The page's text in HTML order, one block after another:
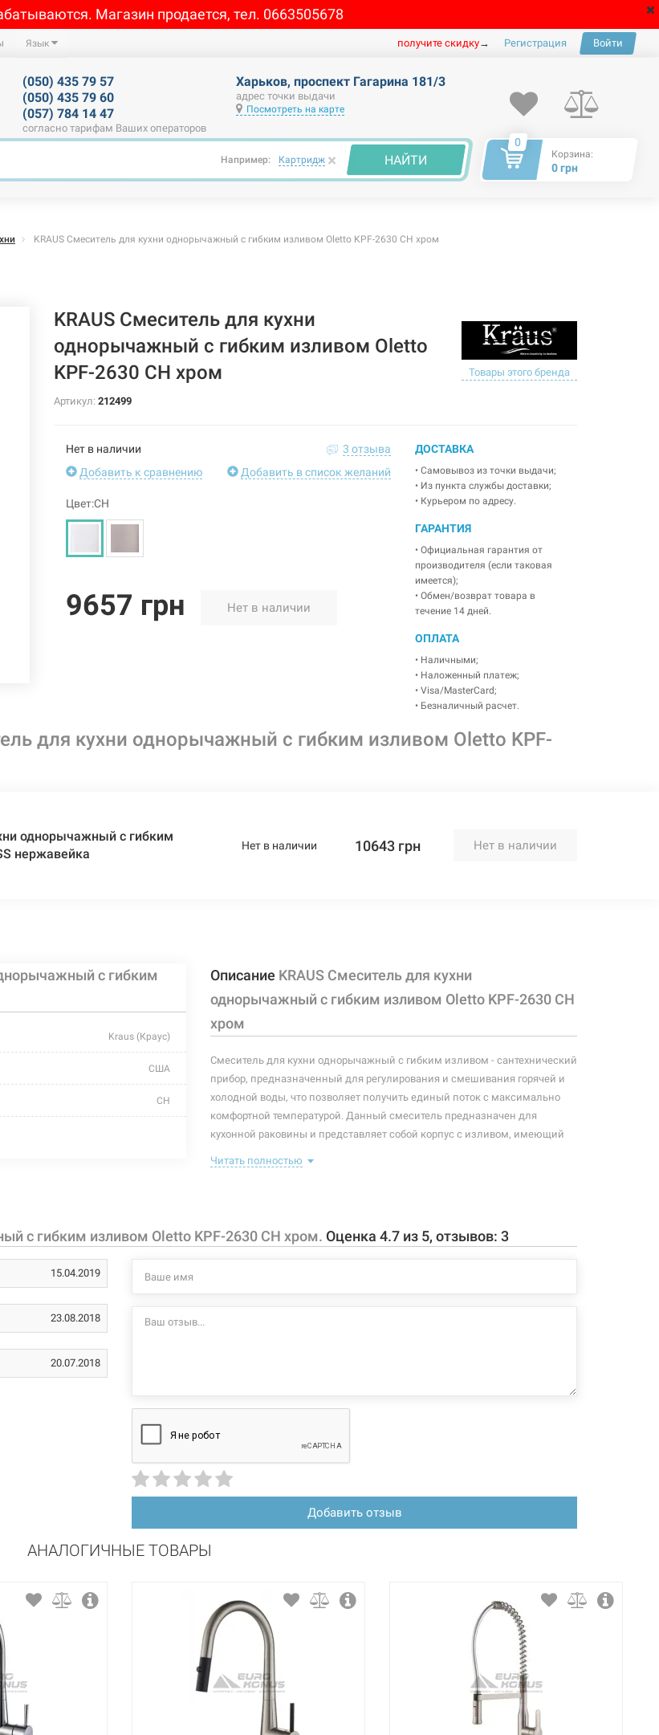
Магазин продается, тел. 0663505678
Язык получите скидку→ Регистрация Войти
(050) 435 79 57
(050) 435 79 60
(057) 784 14 47
согласно тарифам Ваших операторов
Харьков, проспект Гагарина 181/3
адрес точки выдачи
Посмотреть на карте
Например: Картридж × НАЙТИ
0
Корзина:
0 грн
KRAUS Смеситель для кухни однорычажный с гибким изливом Oletto KPF-2630 CH хром
KRAUS Смеситель для кухни
однорычажный с гибким изливом Oletto
KPF-2630 CH хром
Товары этого бренда
Артикул: 212499
Нет в наличии
3 отзыва
Добавить к сравнению
Добавить в список желаний
Цвет:CH
9657 грн Нет в наличии
ДОСТАВКА
• Самовывоз из точки выдачи;
• Из пункта службы доставки;
• Курьером по адресу.
ГАРАНТИЯ
• Официальная гарантия от
производителя (если таковая
имеется);
• Обмен/возврат товара в
течение 14 дней.
ОПЛАТА
• Наличными;
• Наложенный платеж;
• Visa/MasterCard;
• Безналичный расчет.
для кухни однорычажный с гибким изливом Oletto KPF-
однорычажный с гибким
нержавейка
Нет в наличии 10643 грн Нет в наличии
с гибким
Kraus (Краус)
США
CH
однорычажный
высокий поворотный
вертикальный на раковину
Описание KRAUS Смеситель для кухни
однорычажный с гибким изливом Oletto KPF-2630 CH
хром
Смеситель для кухни однорычажный с гибким изливом - сантехнический
прибор, предназначенный для регулирования и смешивания горячей и
холодной воды, что позволяет получить единый поток с максимально
комфортной температурой. Данный смеситель предназначен для
кухонной раковины и представляет собой корпус с изливом, имеющий
температуру воды, использовавшуюся перед этим. Диаметр монтажного
Характеристики и конфигурация изделия, а также комплектация товара
Читать полностью
с гибким изливом Oletto KPF-2630 CH хром. Оценка 4.7 из 5, отзывов: 3
15.04.2019
23.08.2018
20.07.2018
Добавить отзыв
АНАЛОГИЧНЫЕ ТОВАРЫ